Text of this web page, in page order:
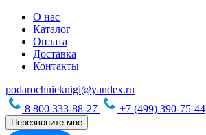
О нас
Каталог
Оплата
Доставка
Контакты
podarochnieknigi@yandex.ru
8 800 333-88-27
+7 (499) 390-75-44
Перезвоните мне